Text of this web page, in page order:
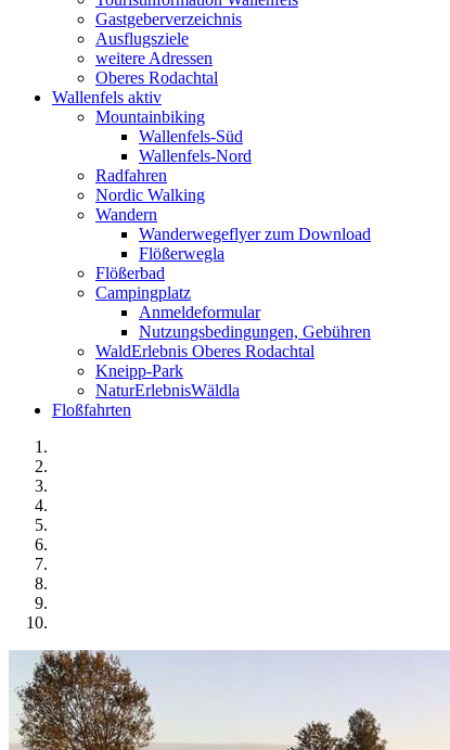
Gastgeberverzeichnis
Ausflugsziele
weitere Adressen
Oberes Rodachtal
Wallenfels aktiv
Mountainbiking
Wallenfels-Süd
Wallenfels-Nord
Radfahren
Nordic Walking
Wandern
Wanderwegeflyer zum Download
Flößerwegla
Flößerbad
Campingplatz
Anmeldeformular
Nutzungsbedingungen, Gebühren
WaldErlebnis Oberes Rodachtal
Kneipp-Park
NaturErlebnisWäldla
Floßfahrten